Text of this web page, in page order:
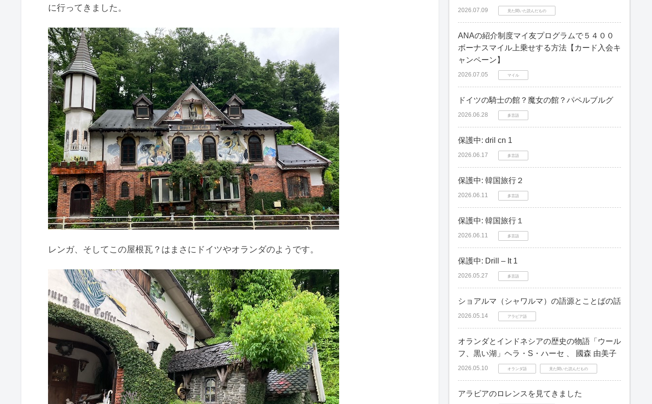
に行ってきました。
レンガ、そしてこの屋根瓦？はまさにドイツやオランダのようです。
2026.07.09 見た聞いた読んだもの
ANAの紹介制度マイ友プログラムで５４００
ボーナスマイル上乗せする方法【カード入会キ
ャンペーン】
2026.07.05 マイル
ドイツの騎士の館？魔女の館？パペルブルグ
2026.06.28 多言語
保護中: dril cn 1
2026.06.17 多言語
保護中: 韓国旅行２
2026.06.11 多言語
保護中: 韓国旅行１
2026.06.11 多言語
保護中: Drill – It 1
2026.05.27 多言語
ショアルマ（シャワルマ）の語源とことばの話
2026.05.14 アラビア語
オランダとインドネシアの歴史の物語「ウール
フ、黒い湖」ヘラ・S・ハーセ 、 國森 由美子
2026.05.10 オランダ語 見た聞いた読んだもの
アラビアのロレンスを見てきました